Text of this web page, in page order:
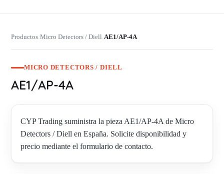
Productos›Micro Detectors / Diell›AE1/AP-4A
MICRO DETECTORS / DIELL
AE1/AP-4A
CYP Trading suministra la pieza AE1/AP-4A de Micro
Detectors / Diell en España. Solicite disponibilidad y
precio mediante el formulario de contacto.